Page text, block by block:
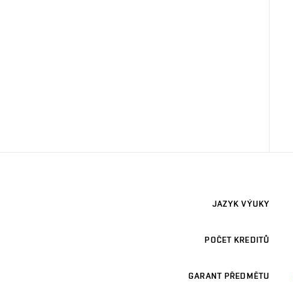
JAZYK VÝUKY
POČET KREDITŮ
GARANT PŘEDMĚTU